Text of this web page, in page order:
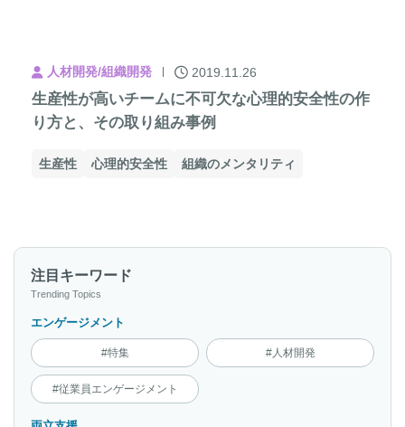
人材開発/組織開発 2019.11.26
生産性が高いチームに不可欠な心理的安全性の作
り方と、その取り組み事例
生産性 心理的安全性 組織のメンタリティ
注目キーワード
Trending Topics
エンゲージメント
#特集 #人材開発
#従業員エンゲージメント